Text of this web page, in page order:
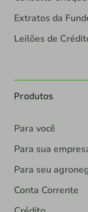
Extratos da
Leilões de
Produtos
Para você
Para sua
Para seu
Conta Corrente